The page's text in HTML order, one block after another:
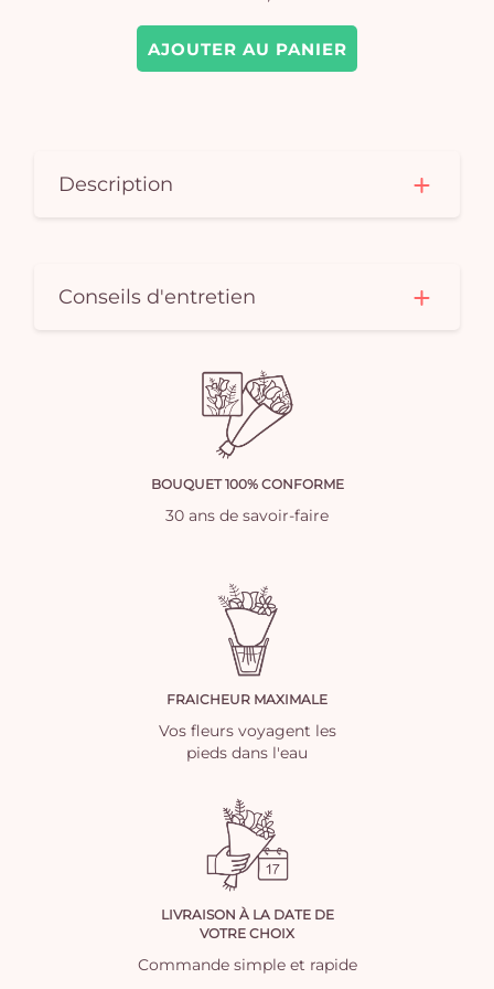
AJOUTER AU PANIER
Description
Conseils d'entretien
BOUQUET 100% CONFORME
30 ans de savoir-faire
FRAICHEUR MAXIMALE
Vos fleurs voyagent les
pieds dans l'eau
LIVRAISON À LA DATE DE
VOTRE CHOIX
Commande simple et rapide